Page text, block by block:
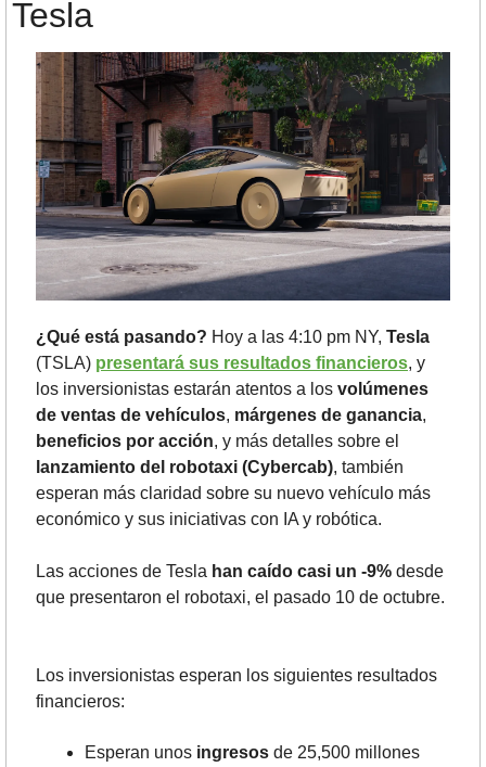
Tesla
¿Qué está pasando? Hoy a las 4:10 pm NY, Tesla
(TSLA) presentará sus resultados financieros, y
los inversionistas estarán atentos a los volúmenes
de ventas de vehículos, márgenes de ganancia
beneficios por acción
lanzamiento del robotaxi (Cybercab), también
esperan más claridad sobre su nuevo vehículo más
económico y sus iniciativas con IA y robótica.
Las acciones de Tesla han caído casi un -9% desde
que presentaron el robotaxi, el pasado 10 de octubre.
Los inversionistas esperan los siguientes resultados
financieros:
Esperan unos ingresos de 25,500 millones